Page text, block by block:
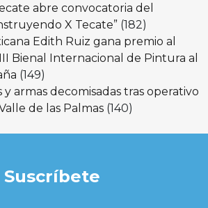
abre convocatoria del
X Tecate” (182)
Edith Ruiz gana premio al
Bienal Internacional de Pintura al
(149)
armas decomisadas tras operativo
de las Palmas (140)
Suscríbete